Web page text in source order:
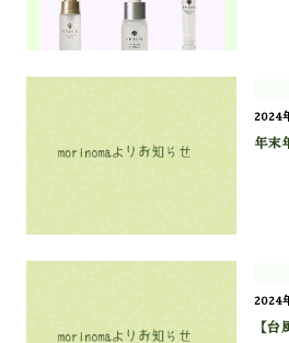
2024
年末
2024
【台